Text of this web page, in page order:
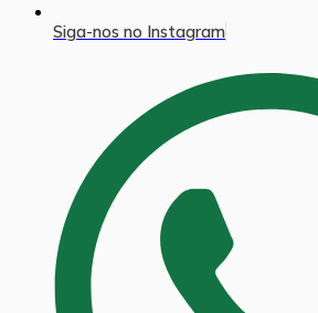
Siga-nos no Instagram